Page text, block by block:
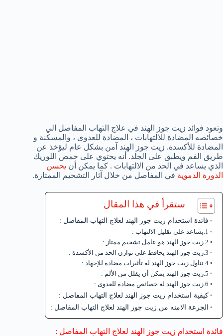
وتعود فوائد زيت جوز الهند في علاج التهاب المفاصل الي
خصائصه المضادة للالتهابات ، المضادة للعدوى ، والمسكنة و
المضادة للأكسدة. زيت جوز الهند آمن بشكل عام ليؤخذ عن
طريق الفم ويطبق على الجلد. أنه يحتوي على حمض اللوريك
الذي يساعد في الحد من الالتهابات . كما يمكن أن يحسن
الدورة الدموية في المفاصل من خلال آثار التشحيم الممتازة.
ستقرأ في هذا المقال
فائدة استخدام زيت جوز الهند لعلاج التهاب المفاصل :
1.يساعد علي تقليل الالتهاب :
2.زيت جوز الهند هو عامل تشحيم ممتاز :
3.زيت جوز الهند يحافظ على توازن الحد من الأكسدة :
4.تناول زيت جوز الهند له تأثيرات مضادة للإجهاد :
5.زيت جوز الهند يمكن أن يقلل من الألم :
6.زيت جوز الهند له خصائص مضادة للعدوى :
كيفية استخدام زيت جوز الهند لعلاج التهاب المفاصل :
الجرعة الامنه من زيت جوز الهند لعلاج التهاب المفاصل :
فائدة استخدام زيت جوز الهند لعلاج التهاب المفاصل :